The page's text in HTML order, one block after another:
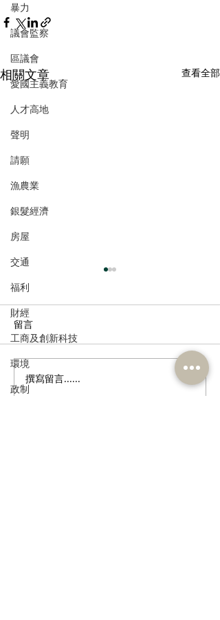
暴力
議會監察
區議會
愛國主義教育
人才高地
聲明
請願
漁農業
銀髮經濟
房屋
交通
福利
財經
工商及創新科技
環境
政制
相關文章 查看全部
姚銘回應洪水橋片區接兩
留言
撰寫留言......